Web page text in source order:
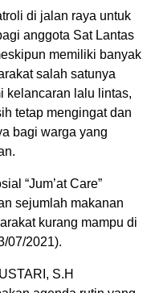
di jalan raya untuk
anggota Sat Lantas
memiliki banyak
salah satunya
kelancaran lalu lintas,
tetap mengingat dan
bagi warga yang
“Jum’at Care”
sejumlah makanan
kurang mampu di
07/2021).
S.H